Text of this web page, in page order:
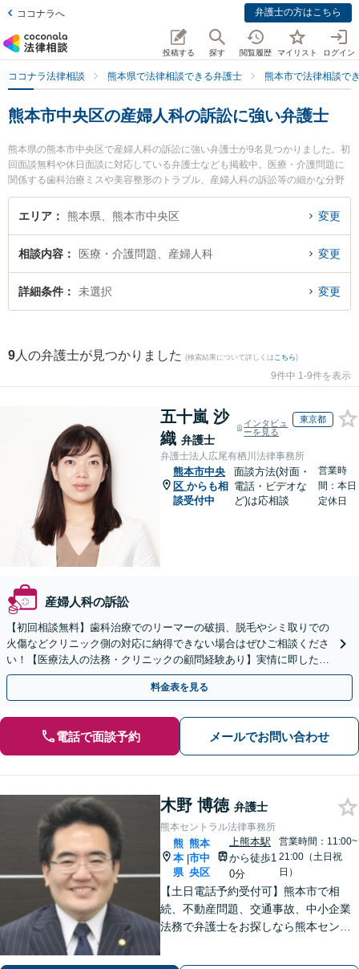
ココナラへ 弁護士の方はこちら
投稿する 探す 閲覧履歴 マイリスト ログイン
ココナラ法律相談 熊本県で法律相談できる弁護士 熊本市で法律相談で
熊本市中央区の産婦人科の訴訟に強い弁護士
熊本県の熊本市中央区で産婦人科の訴訟に強い弁護士が9名見つかりました。初
回面談無料や休日面談に対応している弁護士なども掲載中。医療・介護問題に
関係する歯科治療ミスや美容整形のトラブル、産婦人科の訴訟等の細かな分野
での絞り込み検索もでき便利です。特に熊本セントラル法律事務所の木野 博徳
弁護士や銀河法律事務所の河口 大輔弁護士、保田窪法律事務所の田上 裕輝弁護
相談したい』『産婦人科の訴訟のトラブル解決の実績豊富な近くの弁護士を検
索したい』『初回相談無料で産婦人科の訴訟を法律相談できる熊本市中央区内
の弁護士に相談予約したい』などでお困りの相談者さんにおすすめです。
エリア 熊本県、熊本市中央区 変更
相談内容 医療・介護問題、産婦人科 変更
詳細条件 未選択 変更
9 人の弁護士が見つかりました (検索結果について詳しくは こちら)
9件中 1-9件を表示
五十嵐 沙
織 弁護士
インタビュ
ーを見る
東京都
弁護士法人広尾有栖川法律事務所
熊本市中央
区 からも相
談受付中
面談方法(対面・
電話・ビデオな
ど)は応相談
営業時
間：本日
定休日
産婦人科の訴訟
【初回相談無料】歯科治療でのリーマーの破損、脱毛やシミ取りでの
火傷などクリニック側の対応に納得できない場合はぜひご相談くださ
い！【医療法人の法務・クリニックの顧問経験あり】実情に即したア
ドバイスで、納得のできるトラブルの解決を目指します。
料金表を見る
電話で面談予約 メールでお問い合わせ
木野 博徳 弁護士
熊本セントラル法律事務所
熊
本
県
|
熊本
市中
央区
上熊本駅
から徒歩1
0分
営業時間：11:00~
21:00（土日祝
日）
【土日電話予約受付可】熊本市で相
続、不動産問題、交通事故、中小企業
法務で弁護士をお探しなら熊本セント